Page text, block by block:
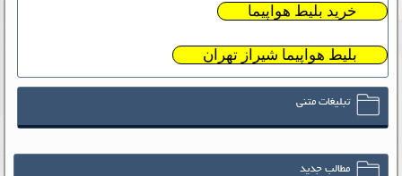
خرید بلیط هواپیما
بلیط هواپیما شیراز تهران
تبلیغات متنی
مطالب جدید